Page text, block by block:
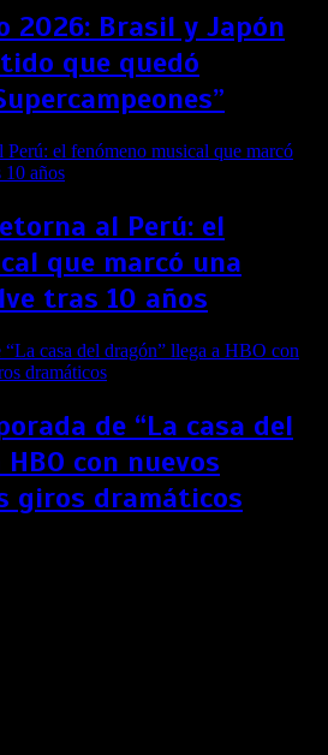
2026: Brasil y Japón
que quedó
al Perú: el
que marcó una
tras 10 años
de “La casa del
con nuevos
giros dramáticos